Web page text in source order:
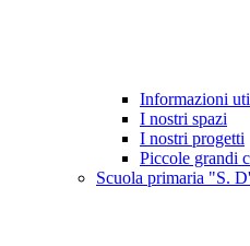
Informazioni
I nostri spazi
I nostri progetti
Piccole grandi
Scuola primaria "S.